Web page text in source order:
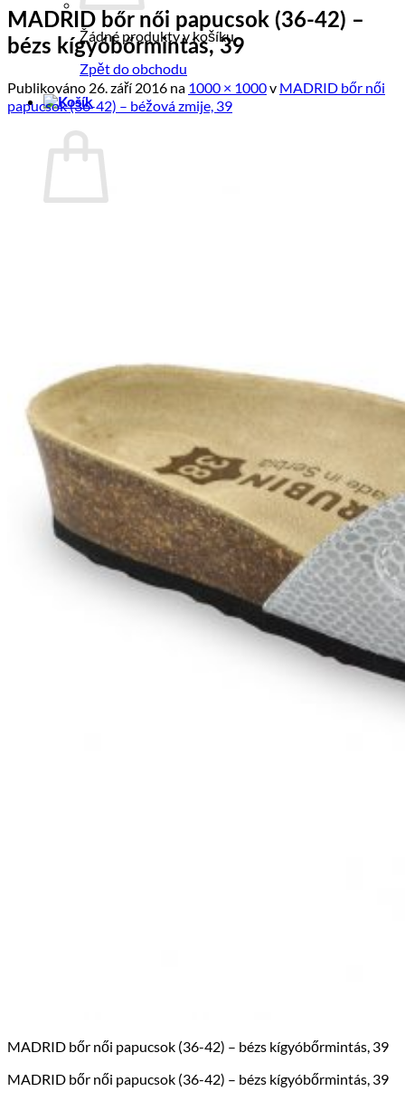
Žádné produkty v košíku.
Zpět do obchodu
MADRID bőr női papucsok (36-42) –
bézs kígyóbőrmintás, 39
Publikováno 26. září 2016 na 1000 × 1000v MADRID bőr női
papucsok (36-42) – béžová zmije, 39
MADRID bőr női papucsok (36-42) – bézs kígyóbőrmintás, 39
MADRID bőr női papucsok (36-42) – bézs kígyóbőrmintás, 39